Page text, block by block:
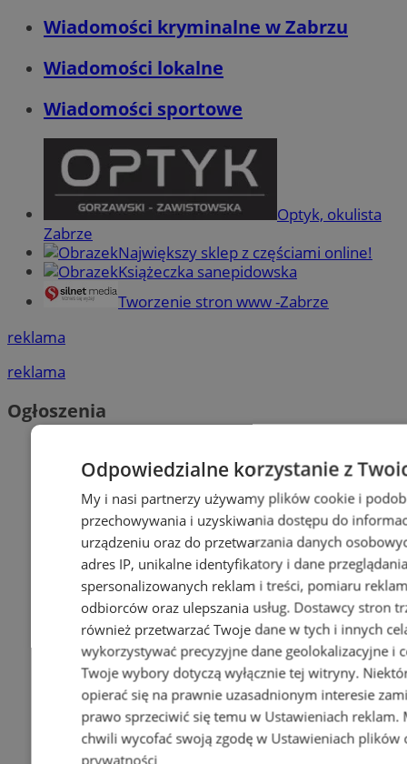
Wiadomości kryminalne w Zabrzu
Wiadomości lokalne
Wiadomości sportowe
Optyk, okulista
Zabrze
Największy sklep z częściami online!
Książeczka sanepidowska
Tworzenie stron www -Zabrze
reklama
reklama
Ogłoszenia
Odpowiedzialne korzystanie z
My i nasi partnerzy używamy plików cookie i
przechowywania i uzyskiwania dostępu do
urządzeniu oraz do przetwarzania danych
adres IP, unikalne identyfikatory i dane
spersonalizowanych reklam i treści, pomiaru
odbiorców oraz ulepszania usług. Dostawcy stron
również przetwarzać Twoje dane w tych i innych
wykorzystywać precyzyjne dane geolokalizacyjne i
Twoje wybory dotyczą wyłącznie tej witryny.
opierać się na prawnie uzasadnionym interesie
prawo sprzeciwić się temu w Ustawieniach reklam.
chwili wycofać swoją zgodę w Ustawieniach plików
prywatności